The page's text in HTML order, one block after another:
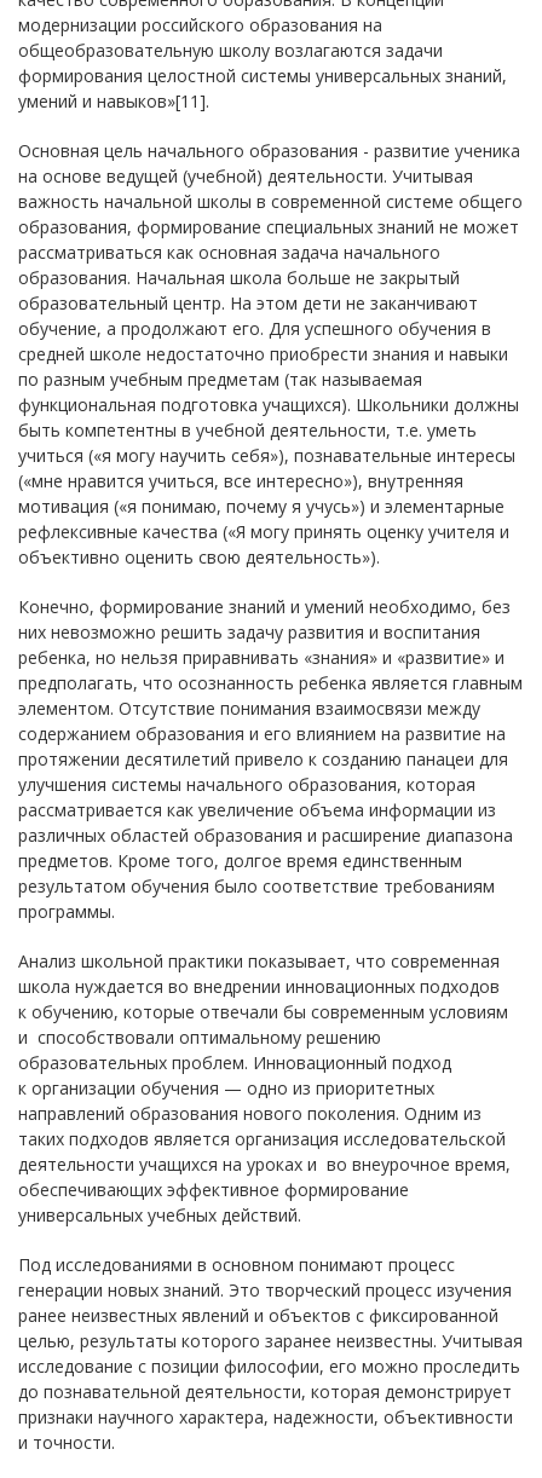
модернизации российского образования на
общеобразовательную школу возлагаются задачи
формирования целостной системы универсальных знаний,
умений и навыков»[11].
Основная цель начального образования - развитие ученика
на основе ведущей (учебной) деятельности. Учитывая
важность начальной школы в современной системе общего
образования, формирование специальных знаний не может
рассматриваться как основная задача начального
образования. Начальная школа больше не закрытый
образовательный центр. На этом дети не заканчивают
обучение, а продолжают его. Для успешного обучения в
средней школе недостаточно приобрести знания и навыки
по разным учебным предметам (так называемая
функциональная подготовка учащихся). Школьники должны
быть компетентны в учебной деятельности, т.е. уметь
учиться («я могу научить себя»), познавательные интересы
(«мне нравится учиться, все интересно»), внутренняя
мотивация («я понимаю, почему я учусь») и элементарные
рефлексивные качества («Я могу принять оценку учителя и
объективно оценить свою деятельность»).
Конечно, формирование знаний и умений необходимо, без
них невозможно решить задачу развития и воспитания
ребенка, но нельзя приравнивать «знания» и «развитие» и
предполагать, что осознанность ребенка является главным
элементом. Отсутствие понимания взаимосвязи между
содержанием образования и его влиянием на развитие на
протяжении десятилетий привело к созданию панацеи для
улучшения системы начального образования, которая
рассматривается как увеличение объема информации из
различных областей образования и расширение диапазона
предметов. Кроме того, долгое время единственным
результатом обучения было соответствие требованиям
программы.
Анализ школьной практики показывает, что современная
школа нуждается во внедрении инновационных подходов
к обучению, которые отвечали бы современным условиям
и способствовали оптимальному решению
образовательных проблем. Инновационный подход
к организации обучения — одно из приоритетных
направлений образования нового поколения. Одним из
таких подходов является организация исследовательской
деятельности учащихся на уроках и во внеурочное время,
обеспечивающих эффективное формирование
универсальных учебных действий.
Под исследованиями в основном понимают процесс
генерации новых знаний. Это творческий процесс изучения
ранее неизвестных явлений и объектов с фиксированной
целью, результаты которого заранее неизвестны. Учитывая
исследование с позиции философии, его можно проследить
до познавательной деятельности, которая демонстрирует
признаки научного характера, надежности, объективности
и точности.